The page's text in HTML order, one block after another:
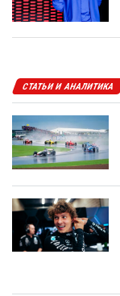
СТАТЬИ И АНАЛИТИКА